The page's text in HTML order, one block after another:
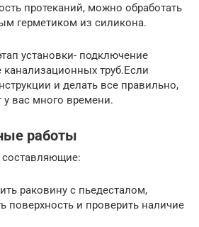
протеканий, можно обработать
герметиком из силикона.
установки- подключение
канализационных труб.Если
и делать все правильно,
у вас много времени.
работы
составляющие:
раковину с пьедесталом,
поверхность и проверить наличие